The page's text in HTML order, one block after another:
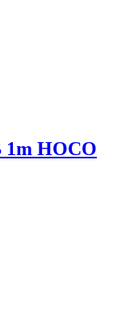
1m HOCO